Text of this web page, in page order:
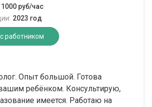
1000 руб/час
2023 год
работником
Опыт большой. Готова
ребёнком. Консультирую,
имеется. Работаю на